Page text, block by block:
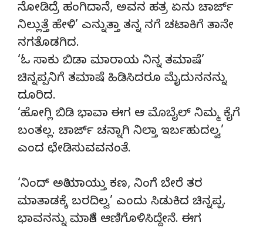
ನೋಡಿದ್ರೆ ಹಂಗಿದಾನೆ, ಅವನ ಹತ್ರ ಏನು ಚಾರ್ಜ್
ನಿಲ್ಲುತ್ತೆ ಹೇಳಿ’ ಎನ್ನುತ್ತಾ ತನ್ನ ನಗೆ ಚಟಾಕಿಗೆ ತಾನೇ
ನಗತೊಡಗಿದ.
‘ಓ ಸಾಕು ಬಿಡಾ ಮಾರಾಯ ನಿನ್ನ ತಮಾಷೆ’
ಚಿನ್ನಪ್ಪನಿಗೆ ತಮಾಷೆ ಹಿಡಿಸಿದರೂ ಮೈದುನನನ್ನು
ದೂರಿದ.
‘ಹೋಗ್ಲಿ ಬಿಡಿ ಭಾವಾ ಈಗ ಆ ಮೊಬೈಲ್ ನಿಮ್ಮ ಕೈಗೆ
ಬಂತಲ್ಲ. ಚಾರ್ಜ್ ಚನ್ನಾಗಿ ನಿಲ್ತಾ ಇರ್ಬಹುದಲ್ವ’
ಎಂದ ಛೇಡಿಸುವವನಂತೆ.
‘ನಿಂದ್ ಅತಿಯಾಯ್ತು ಕಣ, ನಿಂಗೆ ಬೇರೆ ತರ
ಮಾತಾಡಕ್ಕೆ ಬರದಿಲ್ವ’ ಎಂದು ಸಿಡುಕಿದ ಚಿನ್ನಪ್ಪ.
ಭಾವನನ್ನು ಮಾತಿಗೆ ಆಣಿಗೊಳಿಸಿದ್ದೇನೆ. ಈಗ